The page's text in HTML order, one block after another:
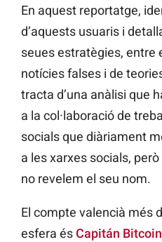
En aquest reportatge,
d’aquests usuaris i
seues estratègies, entre
notícies falses i de
tracta d’una anàlisi que
a la col·laboració de
socials que diàriament
a les xarxes socials,
no revelem el seu nom.
El compte valencià més
esfera ésCapitán Bitcoin